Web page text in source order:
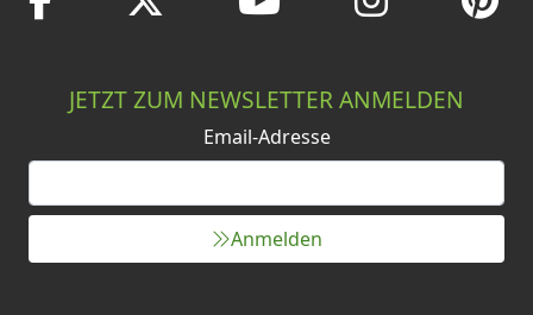
JETZT ZUM NEWSLETTER ANMELDEN
Email-Adresse
Anmelden